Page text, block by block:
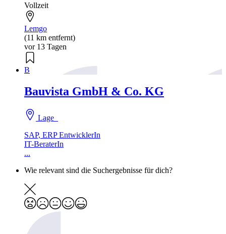
Vollzeit
Lemgo
(11 km entfernt)
vor 13 Tagen
B
Bauvista GmbH & Co. KG
Lage
SAP, ERP EntwicklerIn
IT-BeraterIn
...
Wie relevant sind die Suchergebnisse für dich?